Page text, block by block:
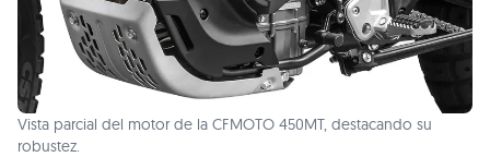
Vista parcial del motor de la CFMOTO 450MT, destacando su
robustez.